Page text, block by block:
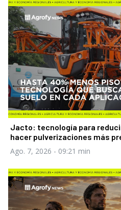
Jacto: tecnología para
hacer pulverizaciones más
Ago. 7, 2026 - 09:21 min